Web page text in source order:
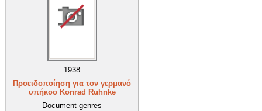
1938
Προειδοποίηση για τον γερμανό
υπήκοο Konrad Ruhnke
Document genres